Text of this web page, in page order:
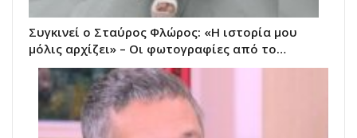
Συγκινεί ο Σταύρος Φλώρος: «Η ιστορία μου
μόλις αρχίζει» – Οι φωτογραφίες από το…